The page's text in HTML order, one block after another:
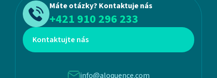
Máte otázky? Kontaktuje nás
+421 910 296 233
Kontaktujte nás
info@aloquence.com